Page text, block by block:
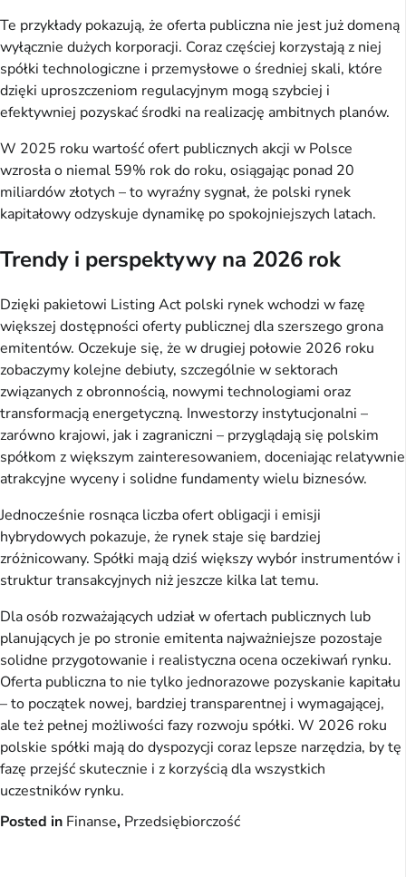
Te przykłady pokazują, że oferta publiczna nie jest już domeną
wyłącznie dużych korporacji. Coraz częściej korzystają z niej
spółki technologiczne i przemysłowe o średniej skali, które
dzięki uproszczeniom regulacyjnym mogą szybciej i
efektywniej pozyskać środki na realizację ambitnych planów.
W 2025 roku wartość ofert publicznych akcji w Polsce
wzrosła o niemal 59% rok do roku, osiągając ponad 20
miliardów złotych – to wyraźny sygnał, że polski rynek
kapitałowy odzyskuje dynamikę po spokojniejszych latach.
Trendy i perspektywy na 2026 rok
Dzięki pakietowi Listing Act polski rynek wchodzi w fazę
większej dostępności oferty publicznej dla szerszego grona
emitentów. Oczekuje się, że w drugiej połowie 2026 roku
zobaczymy kolejne debiuty, szczególnie w sektorach
związanych z obronnością, nowymi technologiami oraz
transformacją energetyczną. Inwestorzy instytucjonalni –
zarówno krajowi, jak i zagraniczni – przyglądają się polskim
spółkom z większym zainteresowaniem, doceniając relatywnie
atrakcyjne wyceny i solidne fundamenty wielu biznesów.
Jednocześnie rosnąca liczba ofert obligacji i emisji
hybrydowych pokazuje, że rynek staje się bardziej
zróżnicowany. Spółki mają dziś większy wybór instrumentów i
struktur transakcyjnych niż jeszcze kilka lat temu.
Dla osób rozważających udział w ofertach publicznych lub
planujących je po stronie emitenta najważniejsze pozostaje
solidne przygotowanie i realistyczna ocena oczekiwań rynku.
Oferta publiczna to nie tylko jednorazowe pozyskanie kapitału
– to początek nowej, bardziej transparentnej i wymagającej,
ale też pełnej możliwości fazy rozwoju spółki. W 2026 roku
polskie spółki mają do dyspozycji coraz lepsze narzędzia, by tę
fazę przejść skutecznie i z korzyścią dla wszystkich
uczestników rynku.
Posted in Finanse, Przedsiębiorczość